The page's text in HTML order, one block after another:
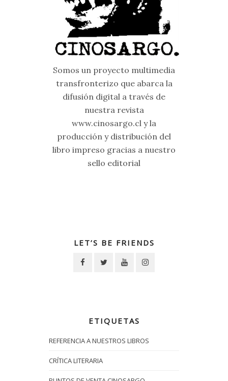
Somos un proyecto multimedia
transfronterizo que abarca la
difusión digital a través de
nuestra revista
www.cinosargo.cl y la
producción y distribución del
libro impreso gracias a nuestro
sello editorial
LET’S BE FRIENDS
ETIQUETAS
REFERENCIA A NUESTROS LIBROS
CRÍTICA LITERARIA